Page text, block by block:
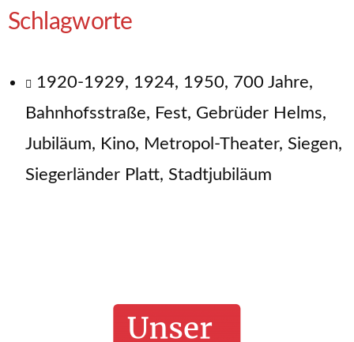
Schlagworte
1920-1929, 1924, 1950, 700 Jahre,
Bahnhofsstraße, Fest, Gebrüder Helms,
Jubiläum, Kino, Metropol-Theater, Siegen,
Siegerländer Platt, Stadtjubiläum